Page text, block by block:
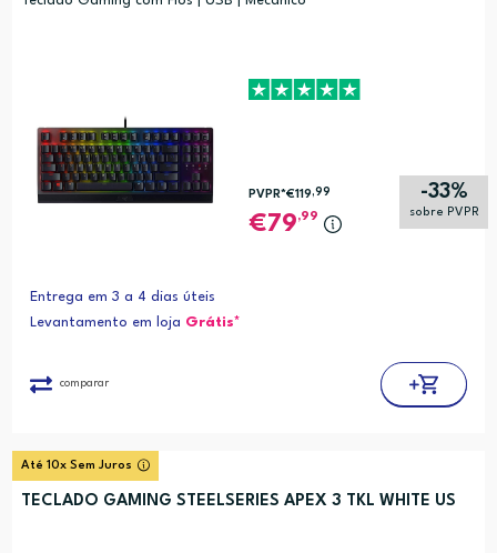
-33%
sobre PVPR
PVPR*€119,99
79,99
Entrega em 3 a 4 dias úteis
Levantamento em loja Grátis*
comparar
Até 10x Sem Juros
TECLADO GAMING STEELSERIES APEX 3 TKL WHITE US